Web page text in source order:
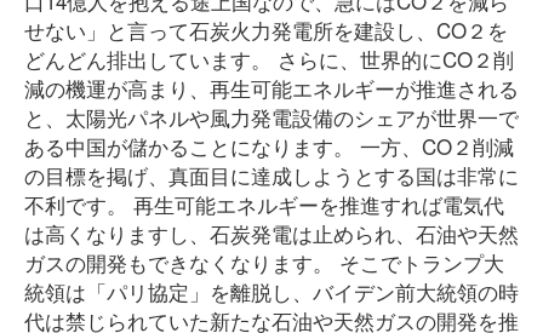
せない」と言って石炭火力発電所を建設し、CO２を
どんどん排出しています。 さらに、世界的にCO２削
減の機運が高まり、再生可能エネルギーが推進される
と、太陽光パネルや風力発電設備のシェアが世界一で
ある中国が儲かることになります。 一方、CO２削減
の目標を掲げ、真面目に達成しようとする国は非常に
不利です。 再生可能エネルギーを推進すれば電気代
は高くなりますし、石炭発電は止められ、石油や天然
ガスの開発もできなくなります。 そこでトランプ大
統領は「パリ協定」を離脱し、バイデン前大統領の時
代は禁じられていた新たな石油や天然ガスの開発を推